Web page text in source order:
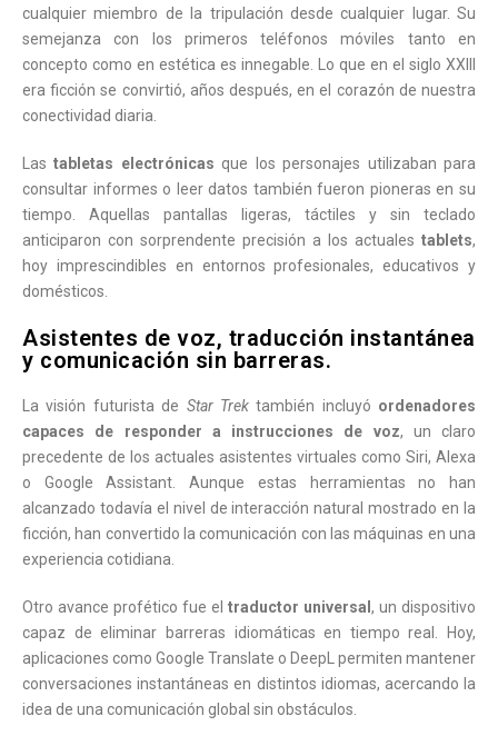
cualquier miembro de la tripulación desde cualquier lugar. Su
semejanza con los primeros teléfonos móviles tanto en
concepto como en estética es innegable. Lo que en el siglo XXIII
era ficción se convirtió, años después, en el corazón de nuestra
conectividad diaria.
Lastabletas electrónicas que los personajes utilizaban para
consultar informes o leer datos también fueron pioneras en su
tiempo. Aquellas pantallas ligeras, táctiles y sin teclado
anticiparon con sorprendente precisión a los actuales tablets,
hoy imprescindibles en entornos profesionales, educativos y
domésticos.
Asistentes de voz, traducción instantánea
y comunicación sin barreras.
La visión futurista de Star Trektambién incluyó ordenadores
capaces de responder a instrucciones de voz, un claro
precedente de los actuales asistentes virtuales como Siri, Alexa
o Google Assistant. Aunque estas herramientas no han
alcanzado todavía el nivel de interacción natural mostrado en la
ficción, han convertido la comunicación con las máquinas en una
experiencia cotidiana.
Otro avance profético fue el traductor universal , un dispositivo
capaz de eliminar barreras idiomáticas en tiempo real. Hoy,
aplicaciones como Google Translate o DeepL permiten mantener
conversaciones instantáneas en distintos idiomas, acercando la
idea de una comunicación global sin obstáculos.